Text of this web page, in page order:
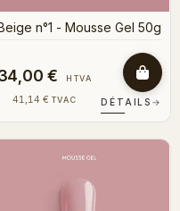
Beige n°1 - Mousse Gel 50g
€ HTVA
41,14 € TVAC DÉTAILS →